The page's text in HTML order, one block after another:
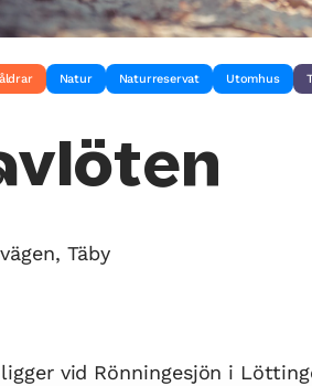
Natur Naturreservat Utomhus
Täby
vid Rönningesjön i